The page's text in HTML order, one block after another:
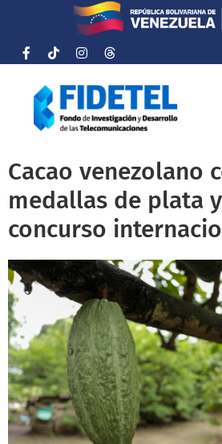
Cacao venezolano
medallas de plata
concurso